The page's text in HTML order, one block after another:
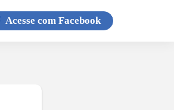
Acesse com Facebook